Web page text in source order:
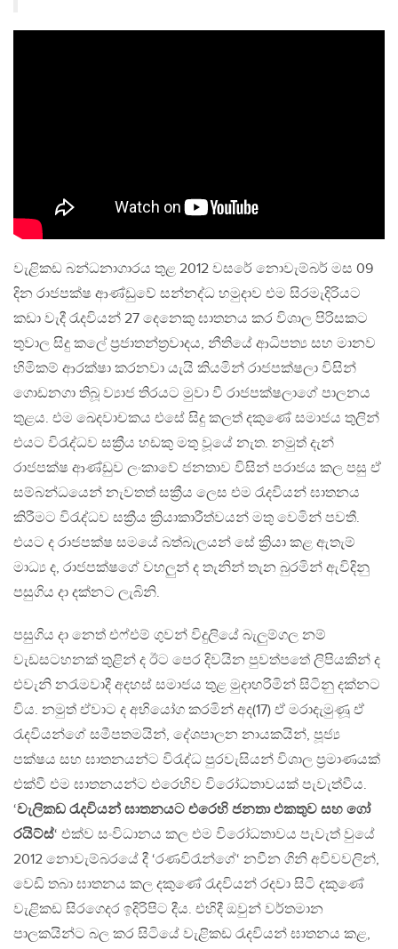
වැළිකඩ බන්ධනාගාරය තුළ 2012 වසරේ නොවැම්බර් මස 09
දින රාජපක්ෂ ආණ්ඩුවේ සන්නද්ධ හමුදාව එම සිරමැදිරියට
කඩා වැදී රැදවියන් 27 දෙනෙකු ඝාතනය කර විශාල පිරිසකට
තුවාල සිදු කලේ ප්‍රජාතන්ත්‍රවාදය, නීතියේ ආධිපත්‍ය සහ මානව
හිමිකම් ආරක්ෂා කරනවා යැයි කියමින් රාජපක්ෂලා විසින්
ගොඩනගා තිබූ ව්‍යාජ තිරයට මුවා වී රාජපක්ෂලාගේ පාලනය
තුළය. එම ඛෙදවාචකය එසේ සිදු කලත් දකුණේ සමාජය තුලින්
එයට විරැද්ධව සක්‍රීය හඩකු මතු වූයේ නැත. නමුත් දැන්
රාජපක්ෂ ආණ්ඩුව ලංකාවේ ජනතාව විසින් පරාජය කල පසු ඒ
සම්බන්ධයෙන් නැවතත් සක්‍රීය ලෙස එම රැදවියන් ඝාතනය
කිරීමට විරැද්ධව සක්‍රීය ක්‍රියාකාරීත්වයන් මතු වෙමින් පවතී.
එයට ද රාජපක්ෂ සමයේ බත්බැලයන් සේ ක්‍රියා කළ ඇතැම්
මාධ්‍ය ද, රාජපක්ෂගේ වහලුන් ද තැනින් තැන බුරමින් ඇවිදිනු
පසුගිය දා දක්නට ලැබිනි.
පසුගිය දා නෙත් එෆ්එම් ගුවන් විදුලියේ බැලුම්ගල නම්
වැඩසටහනක් තුළින් ද ඊට පෙර දිවයින පුවත්පතේ ලිපියකින් ද
එවැනි නරැමවාදී අදහස් සමාජය තුළ මුදාහරිමින් සිටිනු දක්නට
විය. නමුත් ඒවාට ද අභියෝග කරමින් අද(17) ඒ මරාදැමුණූ ඒ
රැදවියන්ගේ සමීපතමයින්, දේශපාලන නායකයින්, පූජ්‍ය
පක්ෂය සහ ඝාතනයන්ට විරැද්ධ පුරවැසියන් විශාල ප්‍රමාණයක්
එක්වී එම ඝාතනයන්ට එරෙහිව විරෝධතාවයක් පැවැත්වීය.
‘වැලිකඩ රැදවියන් ඝාතනයට එරෙහි ජනතා එකතුව සහ ගෝ
රයිට්ස්‘ එක්ව සංවිධානය කල එම විරෝධතාවය පැවැත් වුයේ
2012 නොවැම්බරයේ දී ‘රණවිරැන්ගේ‘ නවීන ගිනි අවිවවලින්,
වෙඩි තබා ඝාතනය කල දකුණේ රැදවියන් රදවා සිටි දකුණේ
වැළිකඩ සිරගෙදර ඉදිරිපිට දීය. එහිදී ඔවුන් වර්තමාන
පාලකයින්ට බල කර සිටියේ වැළිකඩ රැදවියන් ඝාතනය කළ,